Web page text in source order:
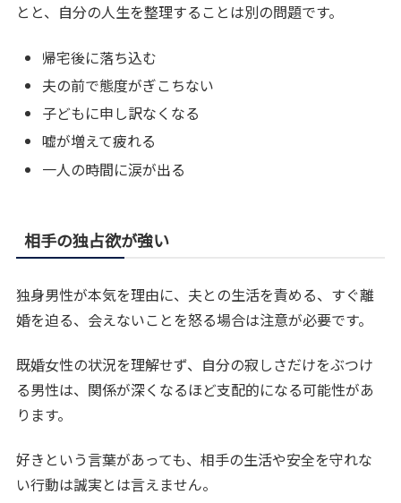
とと、自分の人生を整理することは別の問題です。
帰宅後に落ち込む
夫の前で態度がぎこちない
子どもに申し訳なくなる
嘘が増えて疲れる
一人の時間に涙が出る
相手の独占欲が強い
独身男性が本気を理由に、夫との生活を責める、すぐ離
婚を迫る、会えないことを怒る場合は注意が必要です。
既婚女性の状況を理解せず、自分の寂しさだけをぶつけ
る男性は、関係が深くなるほど支配的になる可能性があ
ります。
好きという言葉があっても、相手の生活や安全を守れな
い行動は誠実とは言えません。